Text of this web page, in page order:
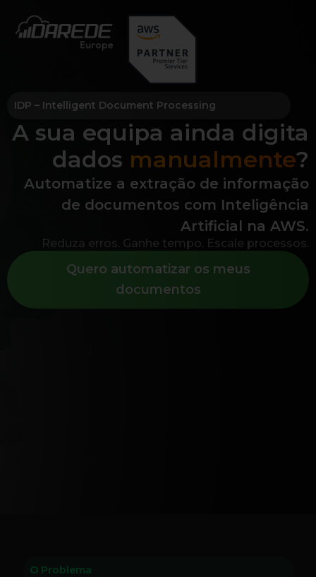
IDP – Intelligent Document Processing
A sua equipa ainda digita
dados manualmente?
Automatize a extração de informação
de documentos com Inteligência
Artificial na AWS.
Reduza erros. Ganhe tempo. Escale processos.
Quero automatizar os meus
documentos
O Problema